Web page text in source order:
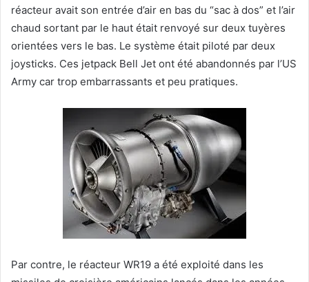
réacteur avait son entrée d’air en bas du “sac à dos” et l’air
chaud sortant par le haut était renvoyé sur deux tuyères
orientées vers le bas. Le système était piloté par deux
joysticks. Ces jetpack Bell Jet ont été abandonnés par l’US
Army car trop embarrassants et peu pratiques.
Par contre, le réacteur WR19 a été exploité dans les